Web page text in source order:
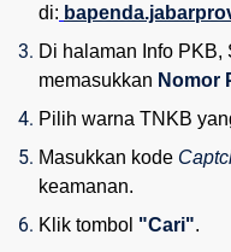
di:
Di halaman Info
memasukkan Nomor
Pilih warna TNKB
Masukkan kode
keamanan.
Klik tombol "Cari".